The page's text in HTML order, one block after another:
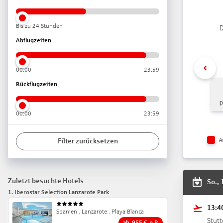
Pools: 5
Ihre
So.,
Bis zu 24 Stunden
Abflugzeiten
00:00 23:59
Rückflugzeiten
00:00 23:59
Filter zurücksetzen
Zuletzt besuchte Hotels
1. Iberostar Selection Lanzarote Park
5
Spanien . Lanzarote . Playa Blanca